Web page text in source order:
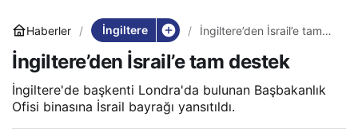
Haberler İngiltere
İngiltere’den İsrail’e tam
İngiltere’den İsrail’e tam destek
İngiltere'de başkenti Londra'da bulunan Başbakanlık
Ofisi binasına İsrail bayrağı yansıtıldı.